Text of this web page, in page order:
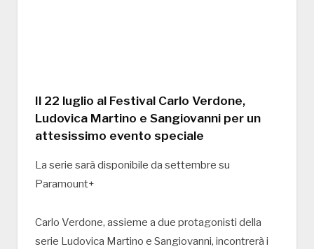
Il 22 luglio al Festival Carlo Verdone,
Ludovica Martino e Sangiovanni per un
attesissimo evento speciale
La serie sarà disponibile da settembre su
Paramount+
Carlo Verdone, assieme a due protagonisti della
serie Ludovica Martino e Sangiovanni, incontrerà i